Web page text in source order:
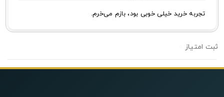
تجربه خرید خیلی خوبی بود، بازم می‌خرم.